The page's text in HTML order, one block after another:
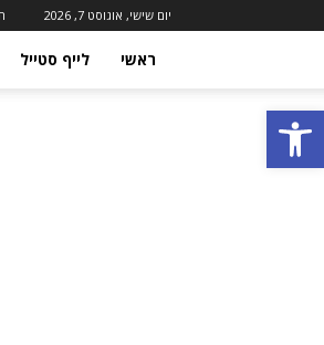
פתח סרגל נגישות
יום שישי, אוגוסט 7, 2026
ראשי לייף סטייל